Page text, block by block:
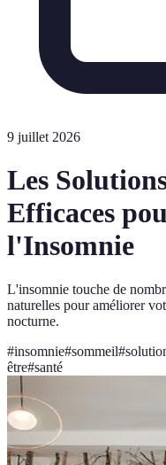
9 juillet 2026
Les
Efficaces
l'Insomnie
L'insomnie touche de
naturelles pour améliorer
nocturne.
#insomnie#sommeil#
être#santé